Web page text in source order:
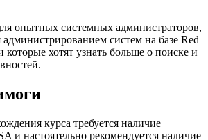
опытных системных администраторов,
систем на базе Red
хотят узнать больше о поиске и
курса требуется наличие
и настоятельно рекомендуется наличие